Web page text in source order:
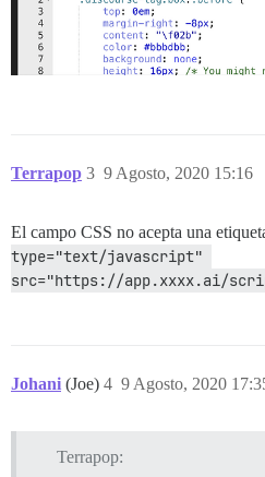
Terrapop 9 Agosto, 2020 15:16
3
El campo CSS no acepta una
type="text/javascript"
src="https://app.xxxx.ai/
Johani (Joe) 9 Agosto, 2020
4
Terrapop: